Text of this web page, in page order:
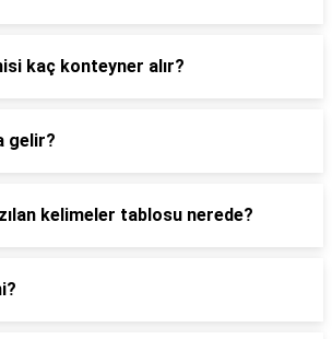
kaç konteyner alır?
gelir?
kelimeler tablosu nerede?